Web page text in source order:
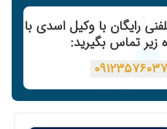
رایگان با وکیل اسدی با
زیر تماس بگیرید:
۰۹۱۲۳۵۷۶۰۳۷